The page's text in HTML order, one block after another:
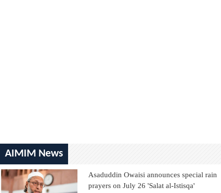
AIMIM News
Asaduddin Owaisi announces special rain
prayers on July 26 'Salat al-Istisqa'